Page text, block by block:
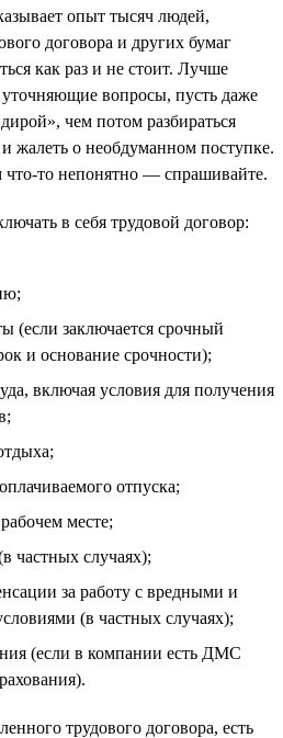
опыт тысяч людей,
договора и других бумаг
как раз и не стоит. Лучше
уточняющие вопросы, пусть даже
чем потом разбираться
жалеть о необдуманном поступке.
что-то непонятно — спрашивайте.
в себя трудовой договор:
(если заключается срочный
и основание срочности);
включая условия для получения
отпуска;
месте;
частных случаях);
за работу с вредными и
(в частных случаях);
(если в компании есть ДМС
трудового договора, есть